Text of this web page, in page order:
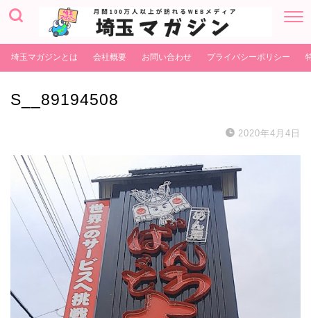
埼玉マガジンとは 会社概要 お問い合わせ プライバシーポリシー
S__89194508
2020年4月4日